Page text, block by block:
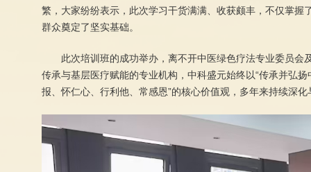
繁，大家纷纷表示，此次学习干货满满、收获颇丰，不仅掌
群众奠定了坚实基础。
此次培训班的成功举办，离不开中医绿色疗法专业委员
传承与基层医疗赋能的专业机构，中科盛元始终以“传承并弘
报、怀仁心、行利他、常感恩”的核心价值观，多年来持续深